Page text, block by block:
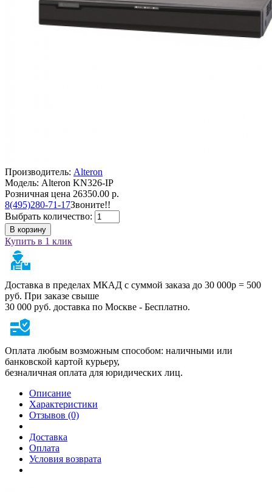
Производитель: Alteron
Модель: Alteron KN326-IP
Розничная цена 26350.00 р.
8(495)280-71-17Звоните!!
Выбрать количество:
В корзину
Купить в 1 клик
Доставка в пределах МКАД с суммой заказа до 30 000р = 500
руб. При заказе свыше
30 000 руб. доставка по Москве - Бесплатно.
Оплата любым возможным способом: наличными или
банковской картой курьеру,
безналичная оплата для юридических лиц.
Описание
Характеристики
Отзывов (0)
Доставка
Оплата
Условия возврата